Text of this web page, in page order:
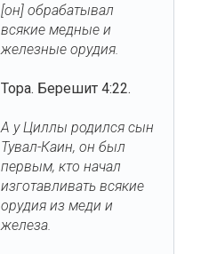
[он] обрабатывал
всякие медные и
железные орудия.
Тора. Берешит 4:22.
А у Циллы родился сын
Тувал-Каин, он был
первым, кто начал
изготавливать всякие
орудия из меди и
железа.